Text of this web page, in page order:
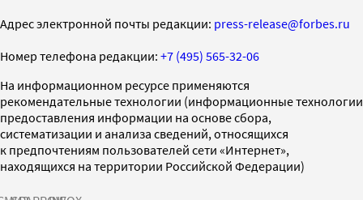
Адрес электронной почты редакции: press-release@forbes.ru
Номер телефона редакции: +7 (495) 565-32-06
На информационном ресурсе применяются
рекомендательные технологии (информационные технологии
предоставления информации на основе сбора,
систематизации и анализа сведений, относящихся
к предпочтениям пользователей сети «Интернет»,
находящихся на территории Российской Федерации)